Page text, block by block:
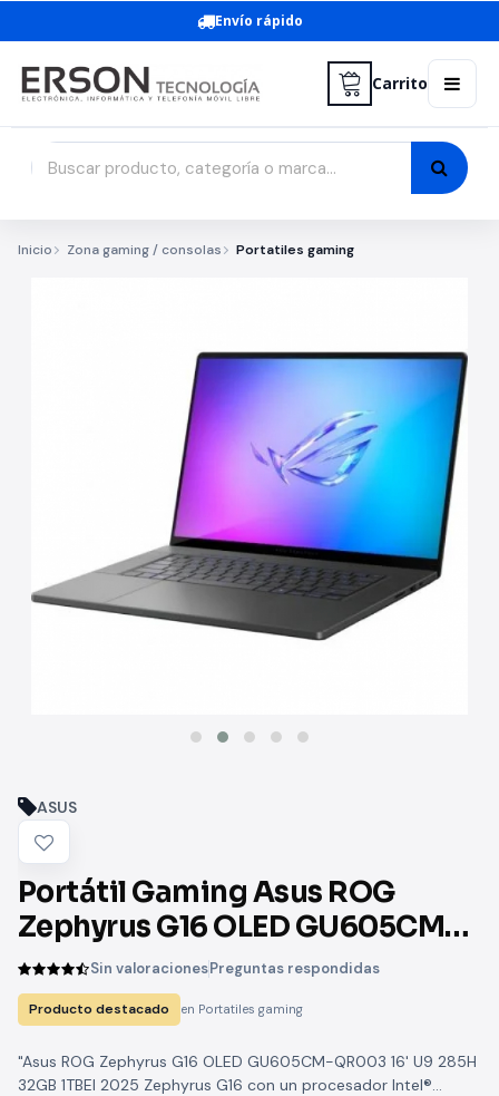
Envío rápido
Carrito
Inicio Zona gaming / consolas Portatiles gaming
ASUS
Portátil Gaming Asus ROG
Zephyrus G16 OLED GU605CM-
QR003 Intel Core Ultra 9-285H/
32GB/ 1TB SSD/ GeForce RTX
5060/ 16"/ Sin Sistema
Operativo
Sin valoracionesPreguntas respondidas
Producto destacado en Portatiles gaming
"Asus ROG Zephyrus G16 OLED GU605CM-QR003 16' U9 285H
32GB 1TBEl 2025 Zephyrus G16 con un procesador Intel®